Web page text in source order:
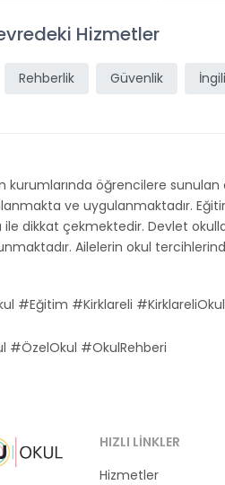
Hizmetler
Rehberlik Güvenlik
kurumlarında öğrencilere
ve uygulanmaktadır.
ile dikkat çekmektedir. Devlet
Ailelerin okul
#Eğitim #Kirklareli
#ÖzelOkul #OkulRehberi
HIZLI LINKLER
Hizmetler